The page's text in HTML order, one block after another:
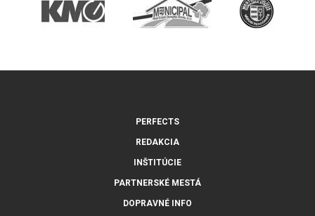
PERFECTS
REDAKCIA
INŠTITÚCIE
PARTNERSKÉ MESTÁ
DOPRAVNÉ INFO